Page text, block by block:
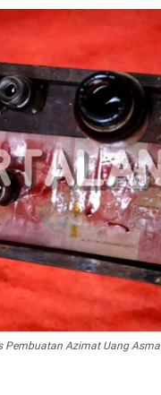
Pembuatan Azimat Uang Asma'